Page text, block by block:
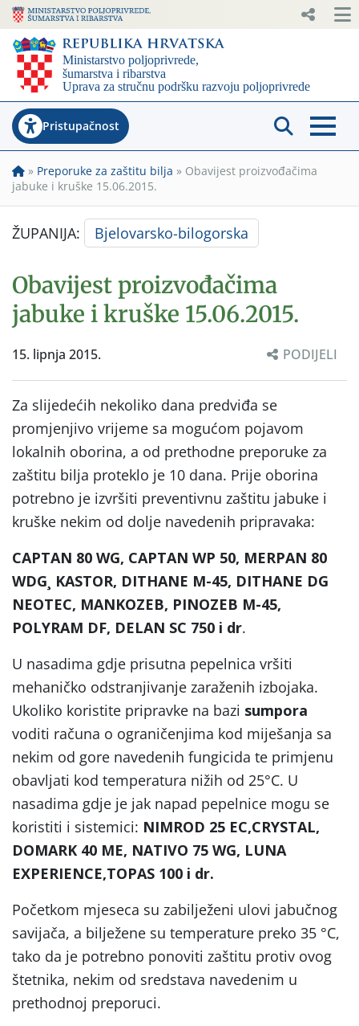
Pristupačnost
» Preporuke za zaštitu bilja » Obavijest proizvođačima
jabuke i kruške 15.06.2015.
ŽUPANIJA: Bjelovarsko-bilogorska
Obavijest proizvođačima
jabuke i kruške 15.06.2015.
15. lipnja 2015. PODIJELI
Za slijedećih nekoliko dana predviđa se
promjenjivo vrijeme sa mogućom pojavom
lokalnih oborina, a od prethodne preporuke za
zaštitu bilja proteklo je 10 dana. Prije oborina
potrebno je izvršiti preventivnu zaštitu jabuke i
kruške nekim od dolje navedenih pripravaka:
CAPTAN 80 WG, CAPTAN WP 50, MERPAN 80
WDG¸ KASTOR, DITHANE M-45, DITHANE DG
NEOTEC, MANKOZEB, PINOZEB M-45,
POLYRAM DF, DELAN SC 750 i dr.
U nasadima gdje prisutna pepelnica vršiti
mehaničko odstranjivanje zaraženih izbojaka.
Ukoliko koristite pripravke na bazi sumpora
voditi računa o ograničenjima kod miješanja sa
nekim od gore navedenih fungicida te primjenu
obavljati kod temperatura nižih od 25°C. U
nasadima gdje je jak napad pepelnice mogu se
koristiti i sistemici: NIMROD 25 EC,CRYSTAL,
DOMARK 40 ME, NATIVO 75 WG, LUNA
EXPERIENCE,TOPAS 100 i dr.
Početkom mjeseca su zabilježeni ulovi jabučnog
savijača, a bilježene su temperature preko 35 °C,
tako da je potrebno ponoviti zaštitu protiv ovog
štetnika, nekim od sredstava navedenim u
prethodnoj preporuci.